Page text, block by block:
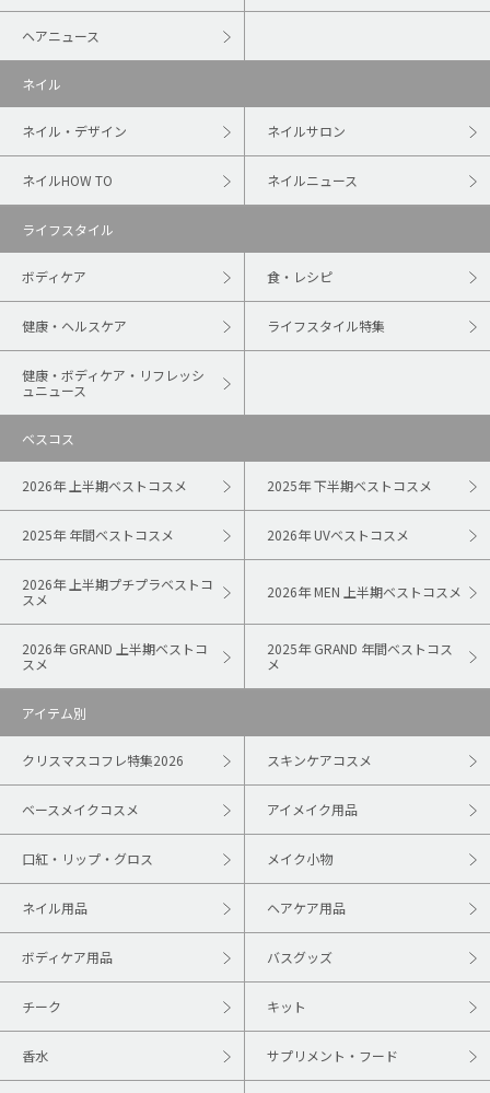
ヘアニュース
ネイル
ネイル・デザイン ネイルサロン
ネイルHOW TO ネイルニュース
ライフスタイル
ボディケア 食・レシピ
健康・ヘルスケア ライフスタイル特集
健康・ボディケア・リフレッシ
ュニュース
ベスコス
2026年 上半期ベストコスメ 2025年 下半期ベストコスメ
2025年 年間ベストコスメ 2026年 UVベストコスメ
2026年 上半期プチプラベストコ
スメ
2026年 MEN 上半期ベストコスメ
2026年 GRAND 上半期ベストコ
スメ
2025年 GRAND 年間ベストコス
メ
アイテム別
クリスマスコフレ特集2026 スキンケアコスメ
ベースメイクコスメ アイメイク用品
口紅・リップ・グロス メイク小物
ネイル用品 ヘアケア用品
ボディケア用品 バスグッズ
チーク キット
香水 サプリメント・フード